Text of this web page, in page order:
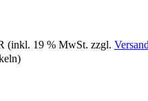
(inkl. 19 % MwSt. zzgl.